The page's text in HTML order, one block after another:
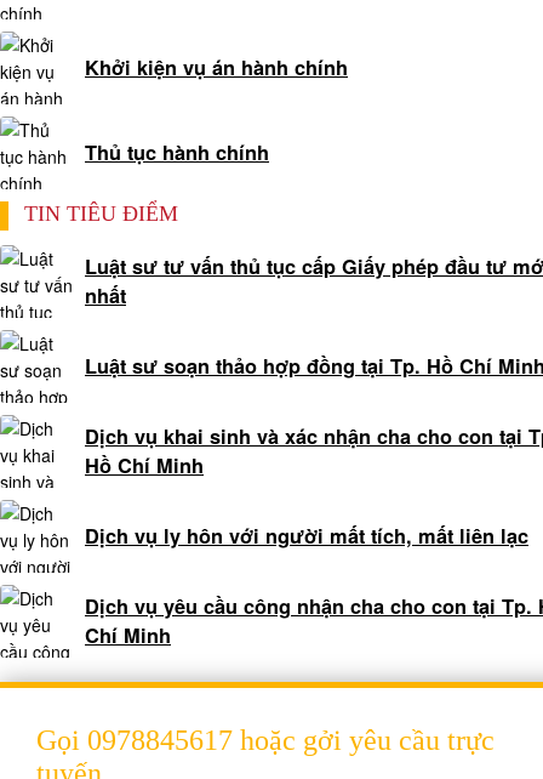
TỔNG
ĐÀI
TƯ
VẤN
LUẬT
ĐẤT
ĐAI
160684
TỔNG
ĐÀI
TƯ
VẤN
LUẬT
LAO
ĐỘNG
0978845617
TỔNG
ĐÀI
TƯ
VẤN
HÔN
NHÂN
Khởi kiện vụ án hành chính
Thủ tục hành chính
TIN TIÊU ĐIỂM
Luật sư tư vấn thủ tục cấp Giấy phép đầu tư
nhất
Luật sư soạn thảo hợp đồng tại Tp. Hồ Chí
Dịch vụ khai sinh và xác nhận cha cho con tại
Hồ Chí Minh
Dịch vụ ly hôn với người mất tích, mất liên lạc
Dịch vụ yêu cầu công nhận cha cho con tại Tp.
Chí Minh
Gọi 0978845617 hoặc gởi yêu cầu trực